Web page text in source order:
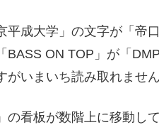
成大学」の文字が「帝
ON TOP」が「
いまいち読み取れません
看板が数階上に移動し